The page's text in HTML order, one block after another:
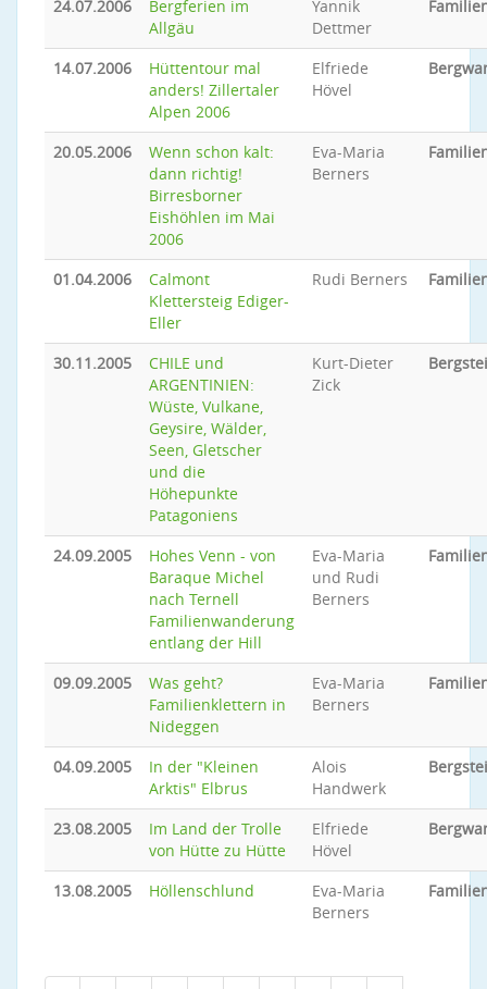
24.07.2006
Bergferien im
Allgäu
Yannik
Dettmer
14.07.2006
Hüttentour mal
anders! Zillertaler
Alpen 2006
Elfriede
Hövel
20.05.2006
Wenn schon kalt:
dann richtig!
Birresborner
Eishöhlen im Mai
2006
Eva-Maria
Berners
01.04.2006
Calmont
Klettersteig Ediger-
Eller
Rudi Berners
30.11.2005
CHILE und
ARGENTINIEN:
Wüste, Vulkane,
Geysire, Wälder,
Seen, Gletscher
und die
Höhepunkte
Patagoniens
Kurt-Dieter
Zick
24.09.2005
Hohes Venn - von
Baraque Michel
nach Ternell
Familienwanderung
entlang der Hill
Eva-Maria
und Rudi
Berners
09.09.2005
Was geht?
Familienklettern in
Nideggen
Eva-Maria
Berners
04.09.2005
In der "Kleinen
Arktis" Elbrus
Alois
Handwerk
23.08.2005
Im Land der Trolle
von Hütte zu Hütte
Elfriede
Hövel
13.08.2005 Höllenschlund
Eva-Maria
Berners